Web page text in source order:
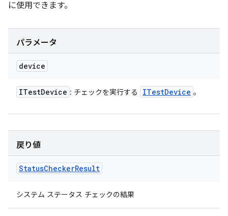
に使用できます。
パラメータ
device
ITestDevice : チェックを実行する ITestDevice 。
戻り値
StatusCheckerResult
システム ステータス チェックの結果